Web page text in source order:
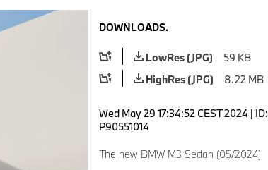
DOWNLOADS.
LowRes (JPG)
59 KB
HighRes (JPG)
8.22 MB
Wed May 29 17:34:52 CEST 2024 | ID:
P90551014
The new BMW M3 Sedan (05/2024)